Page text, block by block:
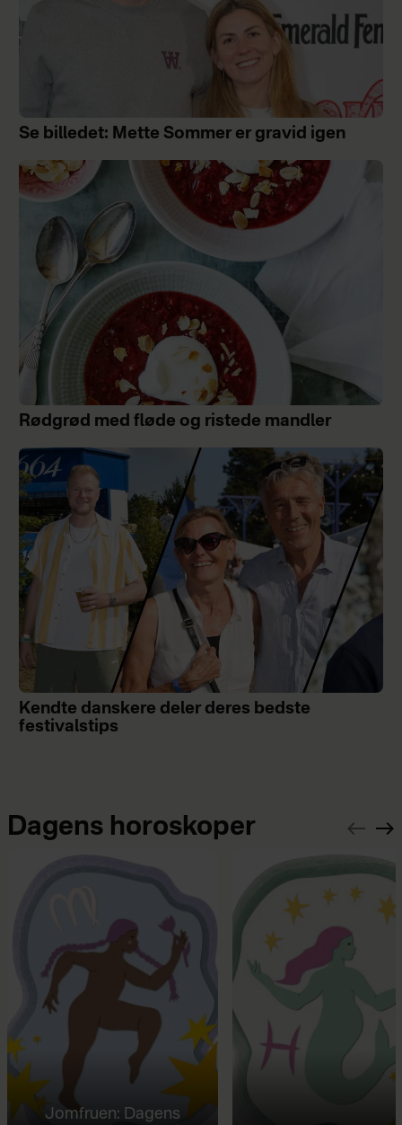
Se billedet: Mette Sommer er gravid igen
Rødgrød med fløde og ristede mandler
Kendte danskere deler deres bedste
festivalstips
Dagens horoskoper
Jomfruen: Dagens